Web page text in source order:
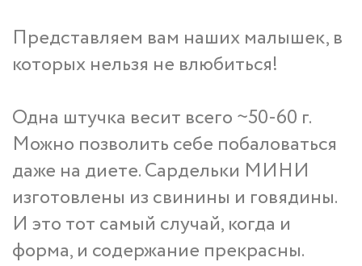
Представляем вам наших малышек, в
которых нельзя не влюбиться!
Одна штучка весит всего ~50-60 г.
Можно позволить себе побаловаться
даже на диете. Сардельки МИНИ
изготовлены из свинины и говядины.
И это тот самый случай, когда и
форма, и содержание прекрасны.